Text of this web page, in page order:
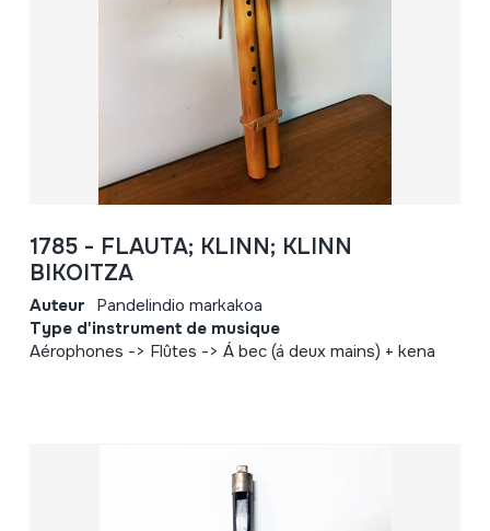
1785 - FLAUTA; KLINN; KLINN
BIKOITZA
Auteur Pandelindio markakoa
Type d'instrument de musique
Aérophones -> Flûtes -> Á bec (á deux mains) + kena